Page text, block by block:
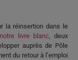
la réinsertion dans le
livre blanc, deux
auprès de Pôle
du retour à l’emploi